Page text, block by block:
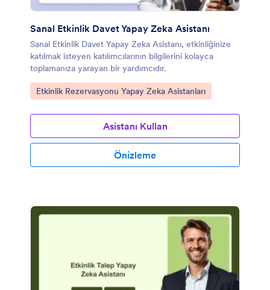
Sanal Etkinlik Davet Yapay Zeka Asistanı
Sanal Etkinlik Davet Yapay Zeka Asistanı, etkinliğinize
katılmak isteyen katılımcılarının bilgilerini kolayca
toplamanıza yarayan bir yardımcıdır.
Kategoriye git:
Etkinlik Rezervasyonu Yapay Zeka Asistanları
Asistanı Kullan
Önizleme